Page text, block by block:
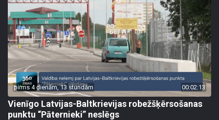
pirms 4 dienām, 13 stundām 00:02:13
Vienīgo Latvijas-Baltkrievijas robežšķērsošanas
punktu “Pāternieki” neslēgs